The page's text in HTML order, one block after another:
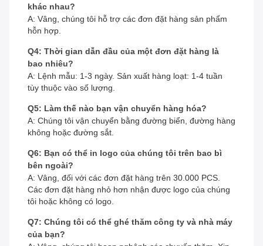
khác nhau?
A: Vâng, chúng tôi hỗ trợ các đơn đặt hàng sản phẩm
hỗn hợp.
Q4: Thời gian dẫn đầu của một đơn đặt hàng là
bao nhiêu?
A: Lệnh mẫu: 1-3 ngày. Sản xuất hàng loạt: 1-4 tuần
tùy thuộc vào số lượng.
Q5: Làm thế nào bạn vận chuyển hàng hóa?
A: Chúng tôi vận chuyển bằng đường biển, đường hàng
không hoặc đường sắt.
Q6: Bạn có thể in logo của chúng tôi trên bao bì
bên ngoài?
A: Vâng, đối với các đơn đặt hàng trên 30.000 PCS.
Các đơn đặt hàng nhỏ hơn nhận được logo của chúng
tôi hoặc không có logo.
Q7: Chúng tôi có thể ghé thăm công ty và nhà máy
của bạn?